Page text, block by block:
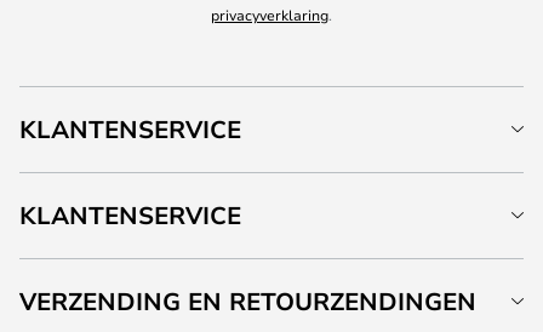
privacyverklaring.
KLANTENSERVICE
KLANTENSERVICE
VERZENDING EN RETOURZENDINGEN